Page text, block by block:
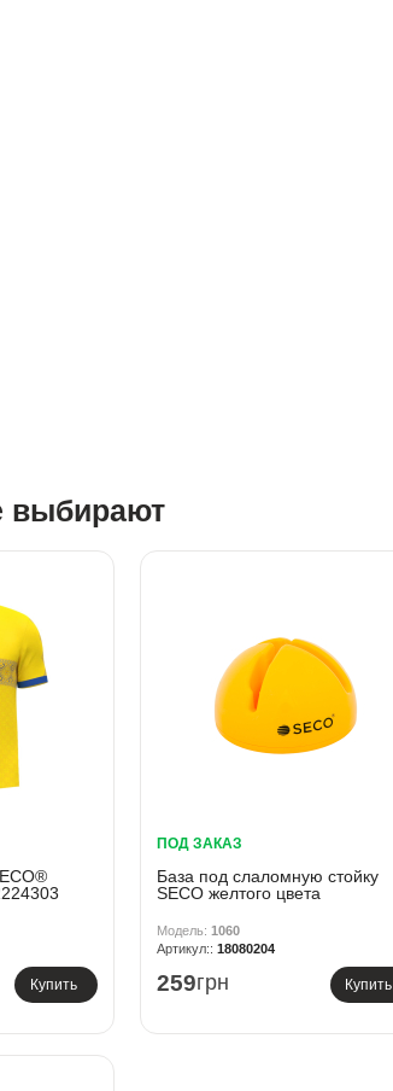
выбирают
Купить
ПОД ЗАКАЗ
База под слаломную стойку
SECO желтого цвета
1060
18080204
259грн Купить